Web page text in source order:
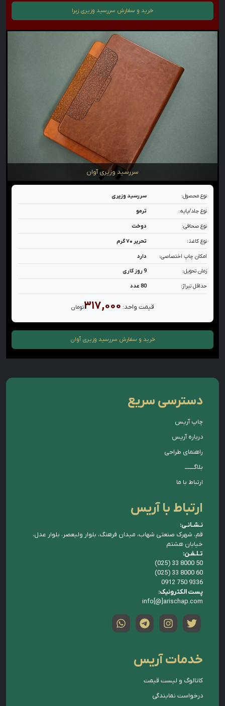
خرید و سفارش سررسید وزیری زبرا
سررسید وزیری آوان
نوع محصول: سررسید وزیری
نوع جلد/پایه: ترمو
نوع صحافی: دوخت
نوع کاغذ: تحریر ۷۰ گرم
امکان چاپ اختصاصی: دارد
زمان تحویل: 9 روز کاری
حداقل تیراژ: 80 عدد
قیمت واحد: ۳۱۷,۰۰۰تومان
خرید و سفارش سررسید وزیری آوان
دسترسی سریع
چاپ آریس
درباره آریس
راهنمای طراحی
بلاگــــــ
ارتباط با ما
ارتباط با آریس
نـشـانـی:
قم، شهرک صنعتی شهاب، میدان فرهنگ، بلوار ولیعصر، بلوار عدل،
خیابان هشتم
تـلـفـن:
(025) 33 8000 50
(025) 33 8000 60
0912 750 9336
پست الکترونیک:
info[@]arischap.com
خدمات آریس
کاتالوگ و لیست قیمت
درخواست نمایندگی